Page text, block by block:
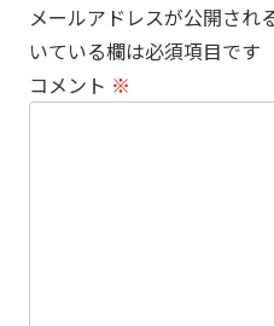
メールアドレスが公開され
いている欄は必須項目です
コメント ※